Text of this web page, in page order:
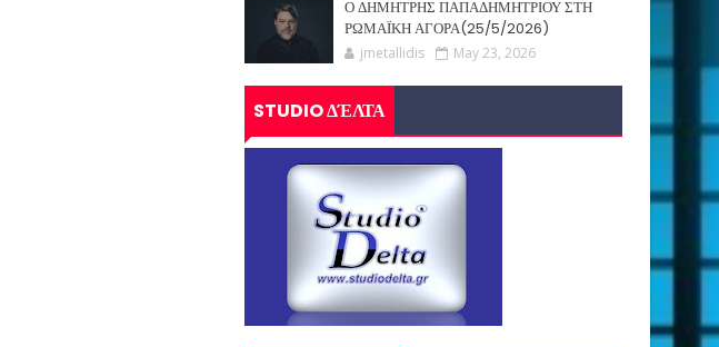
Ο ΔΗΜΗΤΡΗΣ ΠΑΠΑΔΗΜΗΤΡΙΟΥ ΣΤΗ
ΡΩΜΑΪΚΗ ΑΓΟΡΑ(25/5/2026)
jmetallidis May 23, 2026
STUDIO ΔΈΛΤΑ